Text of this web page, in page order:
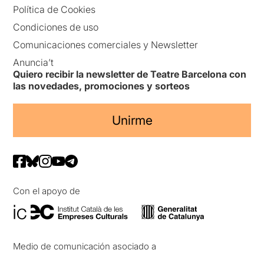
Política de Cookies
Condiciones de uso
Comunicaciones comerciales y Newsletter
Anuncia’t
Quiero recibir la newsletter de Teatre Barcelona con
las novedades, promociones y sorteos
Unirme
Con el apoyo de
Medio de comunicación asociado a